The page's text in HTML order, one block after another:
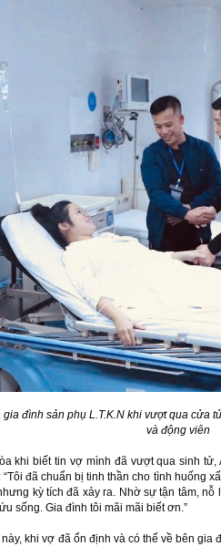
gia đình sản phụ L.T.K.N khi vượt qua cửa
và động viên
khi biết tin vợ mình đã vượt qua sinh tử,
“Tôi đã chuẩn bị tinh thần cho tình huống
kỳ tích đã xảy ra. Nhờ sự tận tâm,
sống. Gia đình tôi mãi mãi biết ơn.”
khi vợ đã ổn định và có thể về bên gia